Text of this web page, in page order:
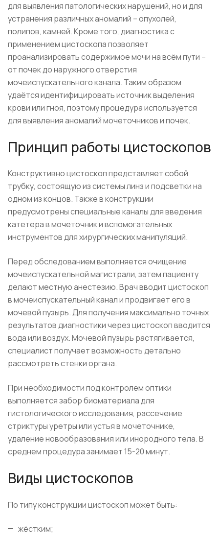
для выявления патологических нарушений, но и для
устранения различных аномалий – опухолей,
полипов, камней. Кроме того, диагностика с
применением цистоскопа позволяет
проанализировать содержимое мочи на всём пути –
от почек до наружного отверстия
мочеиспускательного канала. Таким образом
удаётся идентифицировать источник выделения
крови или гноя, поэтому процедура используется
для выявления аномалий мочеточников и почек.
Принцип работы цистоскопов
Конструктивно цистоскоп представляет собой
трубку, состоящую из системы линз и подсветки на
одном из концов. Также в конструкции
предусмотрены специальные каналы для введения
катетера в мочеточник и вспомогательных
инструментов для хирургических манипуляций.
Перед обследованием выполняется очищение
мочеиспускательной магистрали, затем пациенту
делают местную анестезию. Врач вводит цистоскоп
в мочеиспускательный канал и продвигает его в
мочевой пузырь. Для получения максимально точных
результатов диагностики через цистоскоп вводится
вода или воздух. Мочевой пузырь растягивается,
специалист получает возможность детально
рассмотреть стенки органа.
При необходимости под контролем оптики
выполняется забор биоматериала для
гистологического исследования, рассечение
стриктуры уретры или устья в мочеточнике,
удаление новообразования или инородного тела. В
среднем процедура занимает 15-20 минут.
Виды цистоскопов
По типу конструкции цистоскоп может быть:
жёстким;